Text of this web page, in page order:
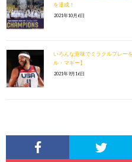
を達成！
2021年10月6日
いろんな意味でミラクルプレー
ル・マギー】
2021年9月16日